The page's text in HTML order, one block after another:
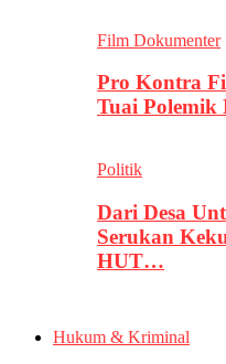
Film Dokumenter
Pro Kontra
Tuai
Politik
Dari Desa
Serukan
HUT…
Hukum & Kriminal